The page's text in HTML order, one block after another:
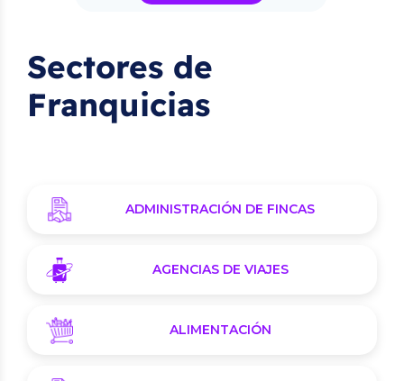
Sectores de
Franquicias
ADMINISTRACIÓN DE FINCAS
AGENCIAS DE VIAJES
ALIMENTACIÓN